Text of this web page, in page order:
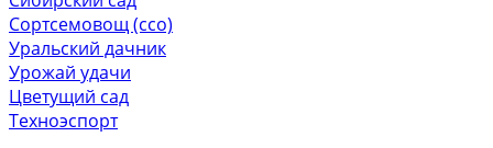
Сортсемовощ (ссо)
Уральский дачник
Урожай удачи
Цветущий сад
Техноэспорт